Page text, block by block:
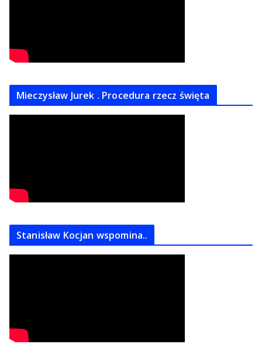
Mieczysław Jurek . Procedura rzecz święta
Stanisław Kocjan wspomina..